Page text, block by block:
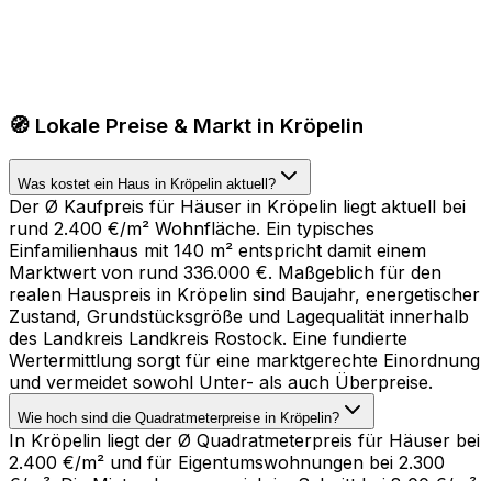
🧭 Lokale Preise & Markt in Kröpelin
Was kostet ein Haus in Kröpelin aktuell?
Der Ø Kaufpreis für Häuser in Kröpelin liegt aktuell bei
rund 2.400 €/m² Wohnfläche. Ein typisches
Einfamilienhaus mit 140 m² entspricht damit einem
Marktwert von rund 336.000 €. Maßgeblich für den
realen Hauspreis in Kröpelin sind Baujahr, energetischer
Zustand, Grundstücksgröße und Lagequalität innerhalb
des Landkreis Landkreis Rostock. Eine fundierte
Wertermittlung sorgt für eine marktgerechte Einordnung
und vermeidet sowohl Unter- als auch Überpreise.
Wie hoch sind die Quadratmeterpreise in Kröpelin?
In Kröpelin liegt der Ø Quadratmeterpreis für Häuser bei
2.400 €/m² und für Eigentumswohnungen bei 2.300